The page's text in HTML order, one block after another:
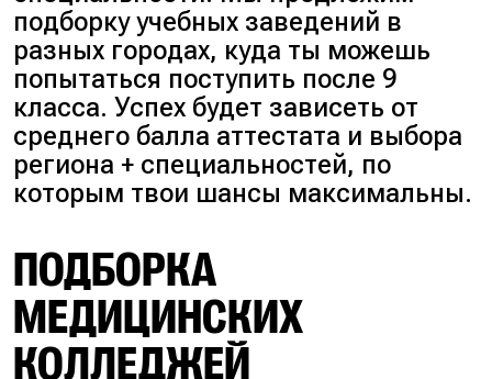
подборку учебных заведений в
разных городах, куда ты можешь
попытаться поступить после 9
класса. Успех будет зависеть от
среднего балла аттестата и выбора
региона + специальностей, по
которым твои шансы максимальны.
ПОДБОРКА
МЕДИЦИНСКИХ
КОЛЛЕДЖЕЙ